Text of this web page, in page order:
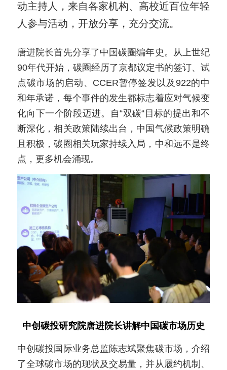
动主持人，来自各家机构、高校近百位年轻
人参与活动，开放分享，充分交流。
唐进院长首先分享了中国碳圈编年史。从上世纪
90年代开始，碳圈经历了京都议定书的签订、试
点碳市场的启动、CCER暂停签发以及922的中
和年承诺，每个事件的发生都标志着应对气候变
化向下一个阶段迈进。自“双碳“目标的提出和不
断深化，相关政策陆续出台，中国气候政策明确
且积极，碳圈相关玩家持续入局，中和远不是终
点，更多机会涌现。
中创碳投研究院唐进院长讲解中国碳市场历史
中创碳投国际业务总监陈志斌聚焦碳市场，介绍
了全球碳市场的现状及交易量，并从履约机制、